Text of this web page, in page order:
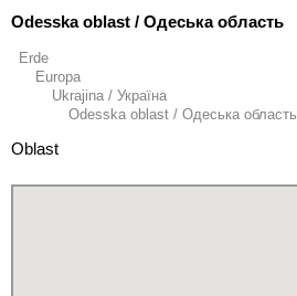
Odesska oblast / Одеська область
Erde
Europa
Ukrajina / Україна
Odesska oblast / Одеська область
Oblast